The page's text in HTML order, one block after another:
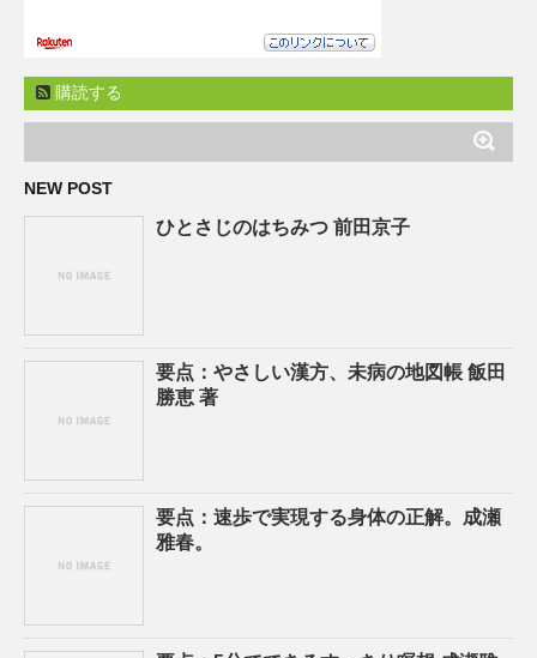
購読する
NEW POST
ひとさじのはちみつ 前田京子
要点：やさしい漢方、未病の地図帳 飯田
勝恵 著
要点：速歩で実現する身体の正解。成瀬
雅春。